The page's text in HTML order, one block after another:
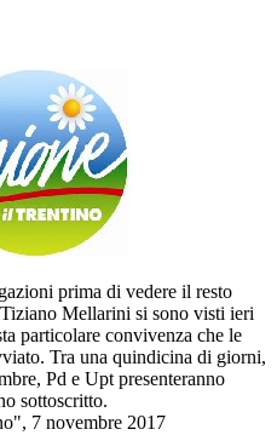
prima di vedere il resto
Mellarini si sono visti ieri
particolare convivenza che le
Tra una quindicina di giorni,
Pd e Upt presenteranno
sottoscritto.
7 novembre 2017